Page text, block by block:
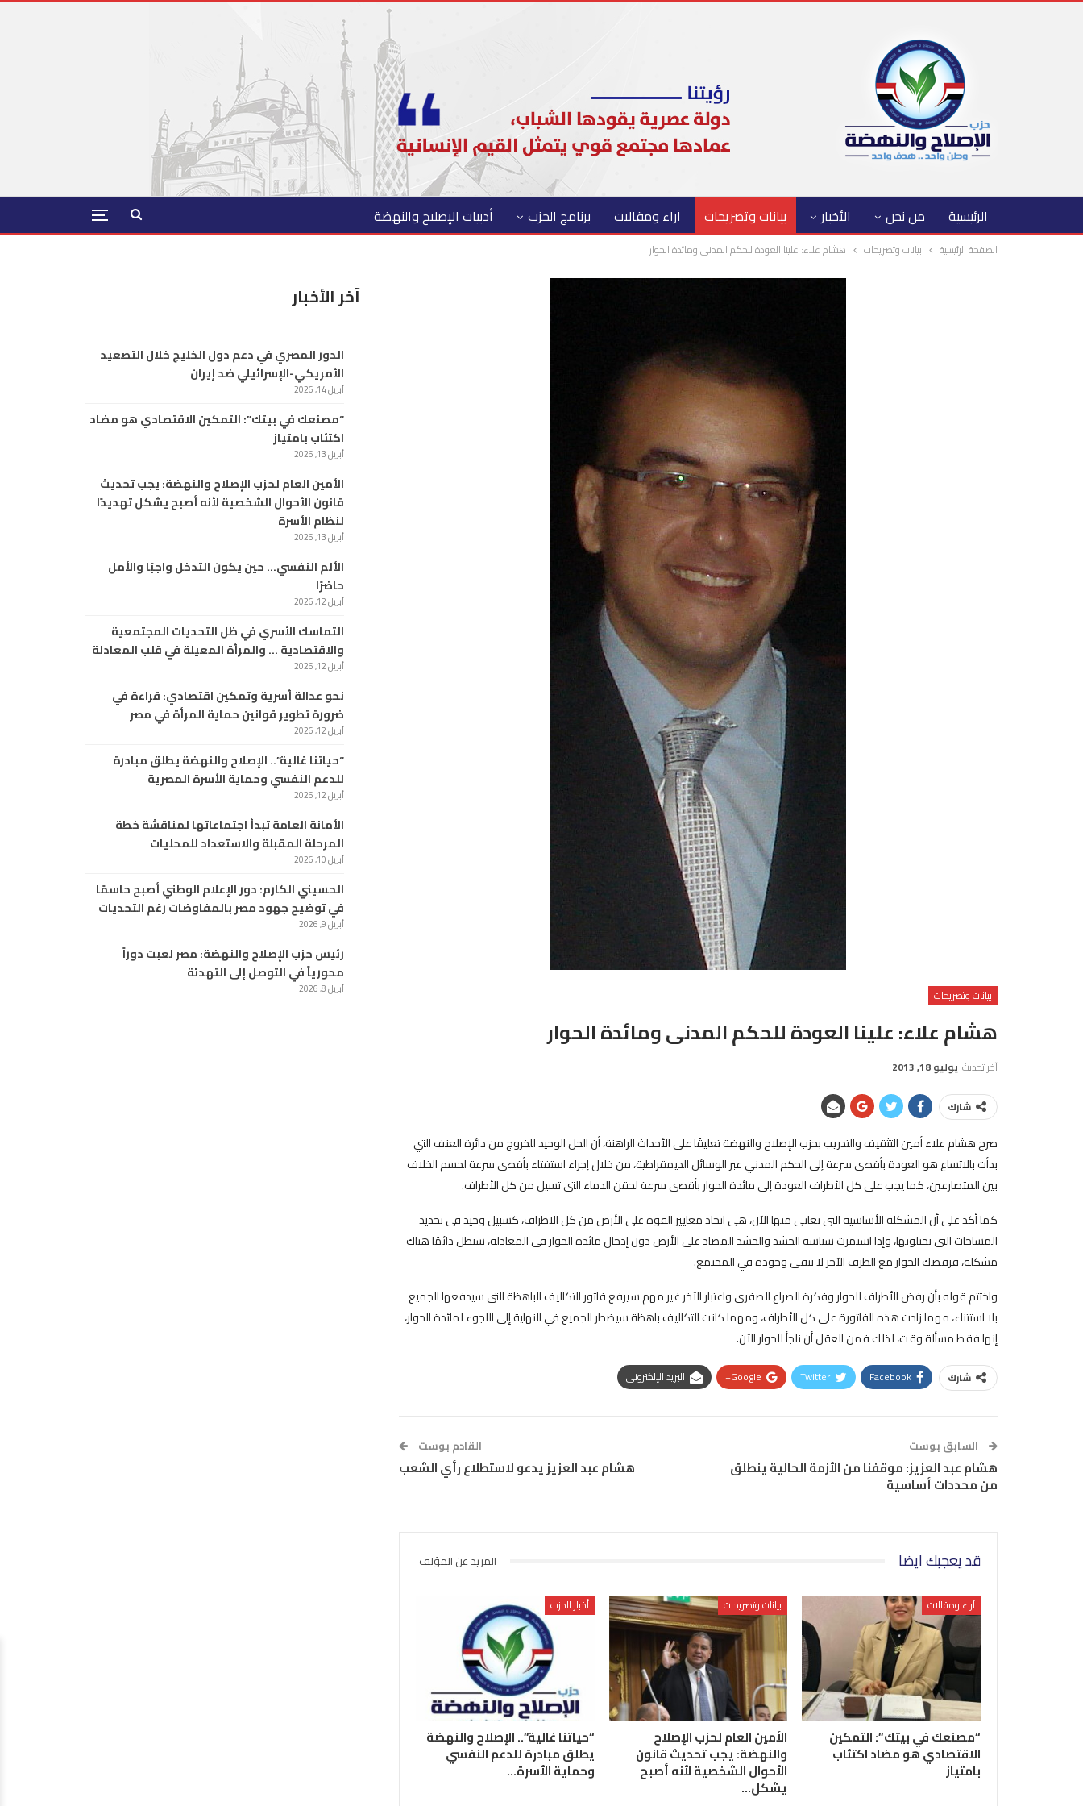
الرئيسية من نحن الأخبار بيانات وتصريحات آراء ومقالات برنامج الحزب أدبيات الإصلاح والنهضة
الصفحة الرئيسية بيانات وتصريحات هشام علاء: علينا العودة للحكم المدنى ومائدة الحوار
بيانات وتصريحات
هشام علاء: علينا العودة للحكم المدنى ومائدة الحوار
آخر تحديث يوليو 18, 2013
شارك
صرح هشام علاء أمين التثقيف والتدريب بحزب الإصلاح والنهضة تعليقًا على الأحداث الراهنة، أن الحل الوحيد للخروج من دائرة العنف التي
بدأت بالاتساع هو العودة بأقصى سرعة إلى الحكم المدني عبر الوسائل الديمقراطية، من خلال إجراء استفتاء بأقصى سرعة لحسم الخلاف
بين المتصارعين، كما يجب على كل الأطراف العودة إلى مائدة الحوار بأقصى سرعة لحقن الدماء التى تسيل من كل الأطراف.
كما أكد على أن المشكلة الأساسية التى نعانى منها الآن، هى اتخاذ معايير القوة على الأرض من كل الاطراف، كسبيل وحيد فى تحديد
المساحات التى يحتلونها، وإذا استمرت سياسة الحشد والحشد المضاد على الأرض دون إدخال مائدة الحوار فى المعادلة، سيظل دائمًا هناك
مشكلة، فرفضك الحوار مع الطرف الآخر لا ينفى وجوده في المجتمع.
واختتم قوله بأن رفض الأطراف للحوار وفكرة الصراع الصفري واعتبار الآخر غير مهم سيرفع فاتور التكاليف الباهظة التى سيدفعها الجميع
بلا استثناء، مهما زادت هذه الفاتورة على كل الأطراف، ومهما كانت التكاليف باهظة سيضطر الجميع في النهاية إلى اللجوء لمائدة الحوار،
إنها فقط مسألة وقت، لذلك فمن العقل أن نلجأ للحوار الآن.
شارك Facebook
Twitter
Google+ البريد الإلكتروني
السابق بوست
هشام عبد العزيز: موقفنا من الأزمة الحالية ينطلق
من محددات أساسية
القادم بوست
هشام عبد العزيز يدعو لاستطلاع رأي الشعب
قد يعجبك ايضا المزيد عن المؤلف
آراء ومقالات
“مصنعك في بيتك”: التمكين
الاقتصادي هو مضاد اكتئاب
بامتياز
بيانات وتصريحات
الأمين العام لحزب الإصلاح
والنهضة: يجب تحديث قانون
الأحوال الشخصية لأنه أصبح
يشكل…
أخبار الحزب
“حياتنا غالية”.. الإصلاح والنهضة
يطلق مبادرة للدعم النفسي
وحماية الأسرة…
آخر الأخبار
الدور المصري في دعم دول الخليج خلال التصعيد
الأمريكي-الإسرائيلي ضد إيران
أبريل 14, 2026
“مصنعك في بيتك”: التمكين الاقتصادي هو مضاد
اكتئاب بامتياز
أبريل 13, 2026
الأمين العام لحزب الإصلاح والنهضة: يجب تحديث
قانون الأحوال الشخصية لأنه أصبح يشكل تهديدًا
لنظام الأسرة
أبريل 13, 2026
الألم النفسي… حين يكون التدخل واجبًا والأمل
حاضرًا
أبريل 12, 2026
التماسك الأسري في ظل التحديات المجتمعية
والاقتصادية … والمرأة المعيلة في قلب المعادلة
أبريل 12, 2026
نحو عدالة أسرية وتمكين اقتصادي: قراءة في
ضرورة تطوير قوانين حماية المرأة في مصر
أبريل 12, 2026
“حياتنا غالية”.. الإصلاح والنهضة يطلق مبادرة
للدعم النفسي وحماية الأسرة المصرية
أبريل 12, 2026
الأمانة العامة تبدأ اجتماعاتها لمناقشة خطة
المرحلة المقبلة والاستعداد للمحليات
أبريل 10, 2026
الحسيني الكارم: دور الإعلام الوطني أصبح حاسمًا
في توضيح جهود مصر بالمفاوضات رغم التحديات
أبريل 9, 2026
رئيس حزب الإصلاح والنهضة: مصر لعبت دوراً
محورياً في التوصل إلى التهدئة
أبريل 8, 2026